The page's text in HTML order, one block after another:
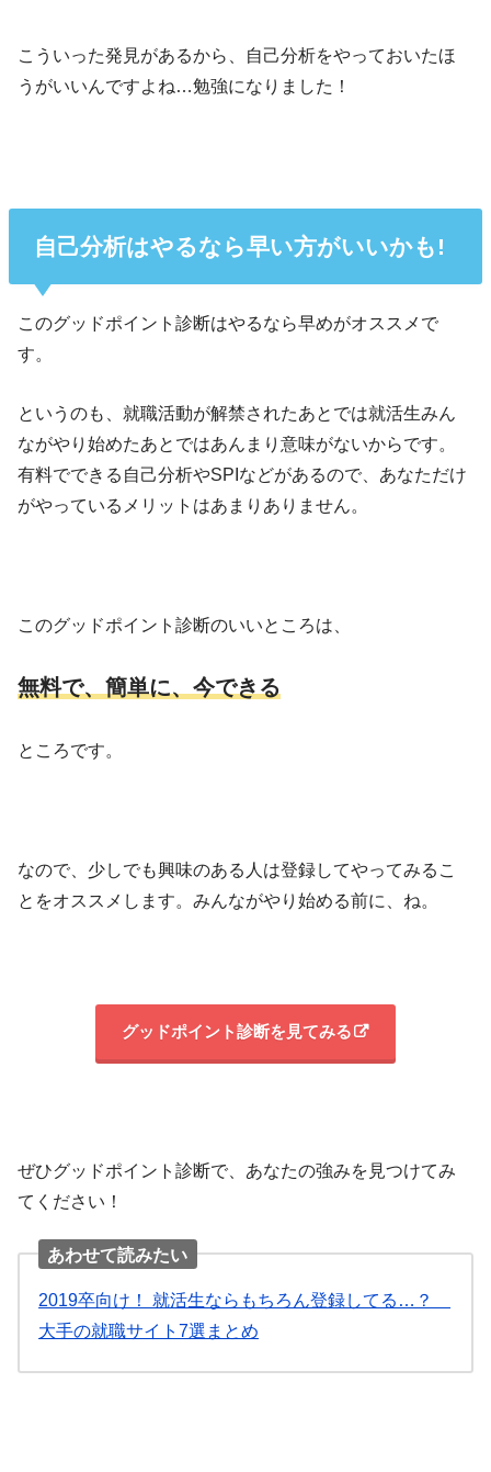
こういった発見があるから、自己分析をやっておいたほ
うがいいんですよね…勉強になりました！
自己分析はやるなら早い方がいいかも!
このグッドポイント診断はやるなら早めがオススメで
す。
というのも、就職活動が解禁されたあとでは就活生みん
ながやり始めたあとではあんまり意味がないからです。
有料でできる自己分析やSPIなどがあるので、あなただけ
がやっているメリットはあまりありません。
このグッドポイント診断のいいところは、
無料で、簡単に、今できる
ところです。
なので、少しでも興味のある人は登録してやってみるこ
とをオススメします。みんながやり始める前に、ね。
グッドポイント診断を見てみる
ぜひグッドポイント診断で、あなたの強みを見つけてみ
てください！
あわせて読みたい
2019卒向け！ 就活生ならもちろん登録してる…？
大手の就職サイト7選まとめ